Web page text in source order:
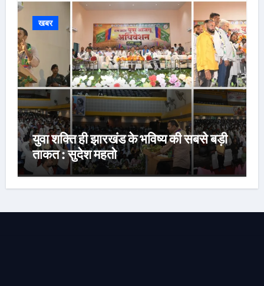
खबर
युवा शक्ति ही झारखंड के भविष्य की सबसे बड़ी
ताकत : सुदेश महतो